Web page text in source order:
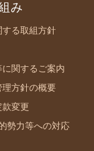
み
る取組方針
関するご案内
方針の概要
款変更
勢力等への対応